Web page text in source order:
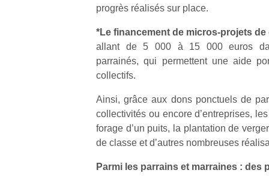
progrès réalisés sur place.
*Le financement de micros-projets
allant de 5 000 à 15 000 euros
parrainés, qui permettent une aide
collectifs.
Ainsi, grâce aux dons ponctuels de
collectivités ou encore d’entreprises,
forage d’un puits, la plantation de
de classe et d’autres nombreuses
Parmi les parrains et marraines : des
à
…